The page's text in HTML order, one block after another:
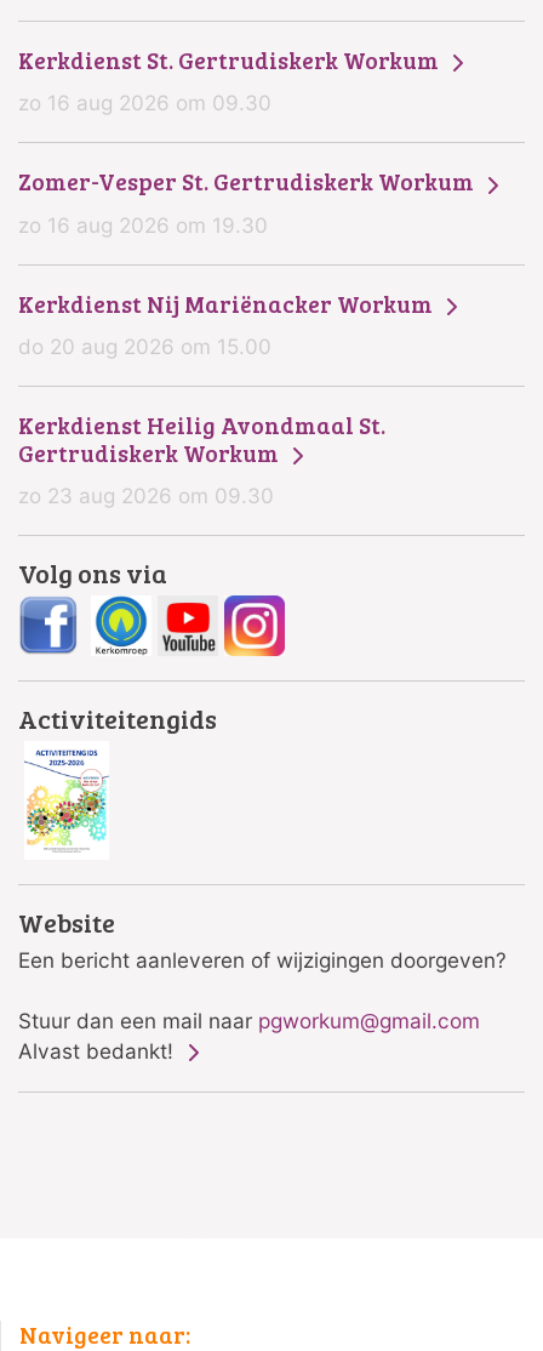
Kerkdienst St. Gertrudiskerk Workum
zo 16 aug 2026 om 09.30
Zomer-Vesper St. Gertrudiskerk Workum
zo 16 aug 2026 om 19.30
Kerkdienst Nij Mariënacker Workum
do 20 aug 2026 om 15.00
Kerkdienst Heilig Avondmaal St.
Gertrudiskerk Workum
zo 23 aug 2026 om 09.30
Volg ons via
Activiteitengids
Website
Een bericht aanleveren of wijzigingen doorgeven?
Stuur dan een mail naar pgworkum@gmail.com
Alvast bedankt!
Navigeer naar: